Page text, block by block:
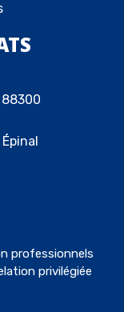
88300
professionnels
privilégiée